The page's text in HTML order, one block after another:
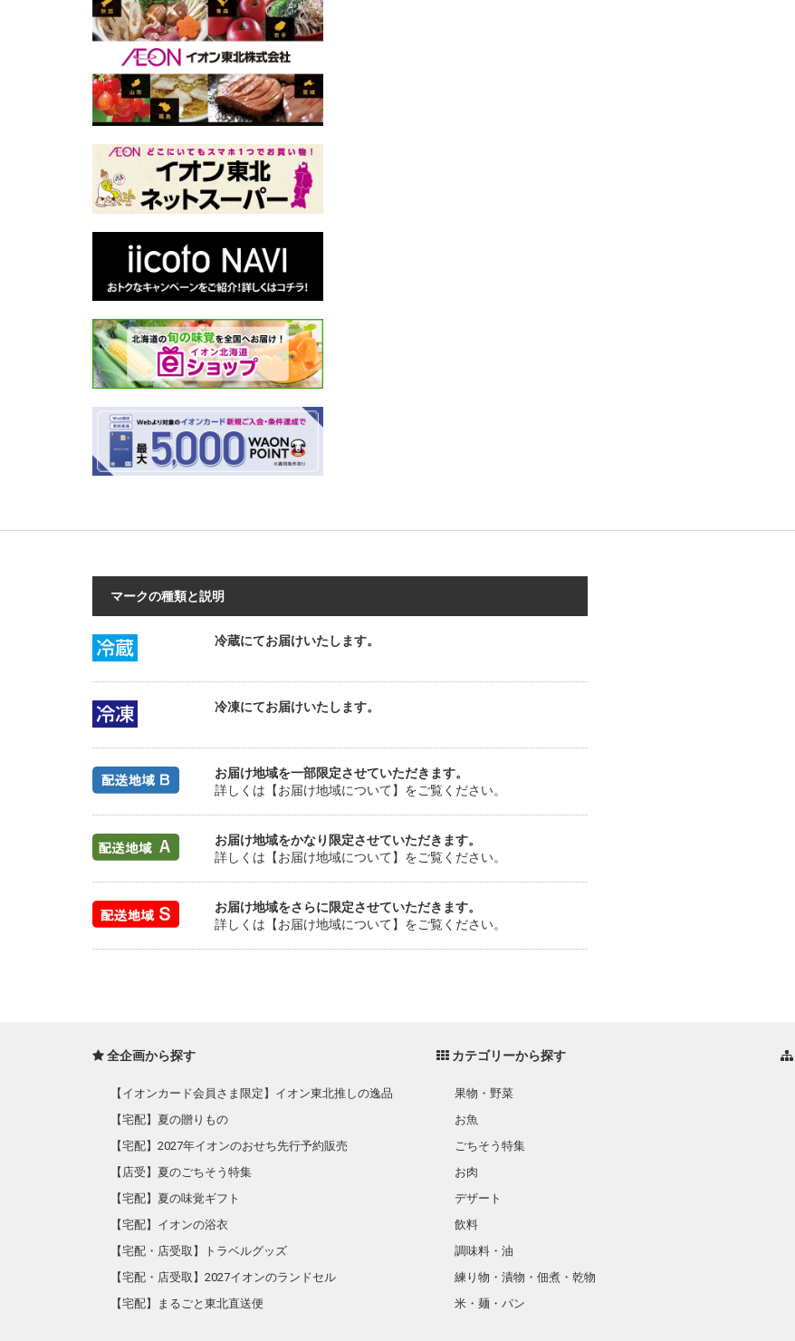
マークの種類と説明
冷蔵にてお届けいたします。
冷凍にてお届けいたします。
お届け地域を一部限定させていただきます。
詳しくは【お届け地域について】をご覧ください。
お届け地域をかなり限定させていただきます。
詳しくは【お届け地域について】をご覧ください。
お届け地域をさらに限定させていただきます。
詳しくは【お届け地域について】をご覧ください。
全企画から探す
【イオンカード会員さま限定】イオン東北推しの逸品
【宅配】夏の贈りもの
【宅配】2027年イオンのおせち先行予約販売
【店受】夏のごちそう特集
【宅配】夏の味覚ギフト
【宅配】イオンの浴衣
【宅配・店受取】トラベルグッズ
【宅配・店受取】2027イオンのランドセル
【宅配】まるごと東北直送便
カテゴリーから探す
果物・野菜
お魚
ごちそう特集
お肉
デザート
飲料
調味料・油
練り物・漬物・佃煮・乾物
米・麺・パン